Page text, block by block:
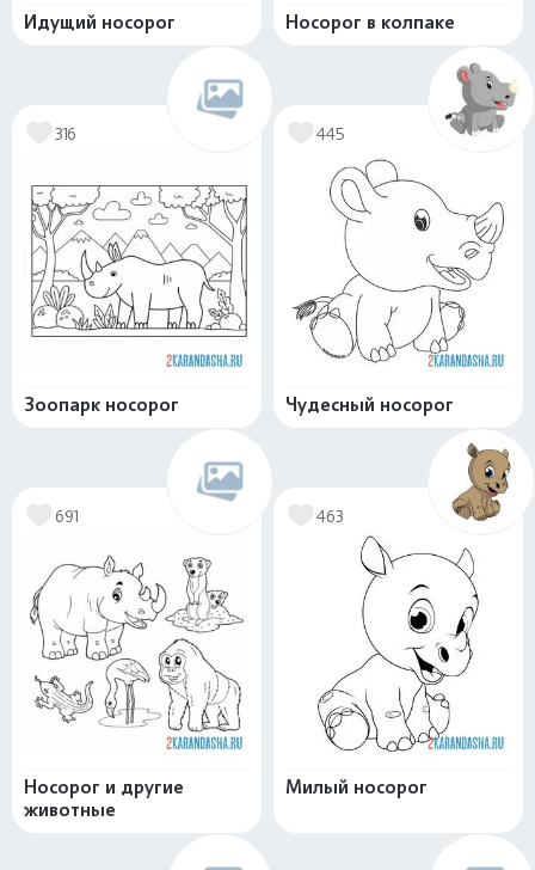
Идущий носорог Носорог в колпаке
316
Зоопарк носорог
445
Чудесный носорог
691
Носорог и другие
животные
463
Милый носорог